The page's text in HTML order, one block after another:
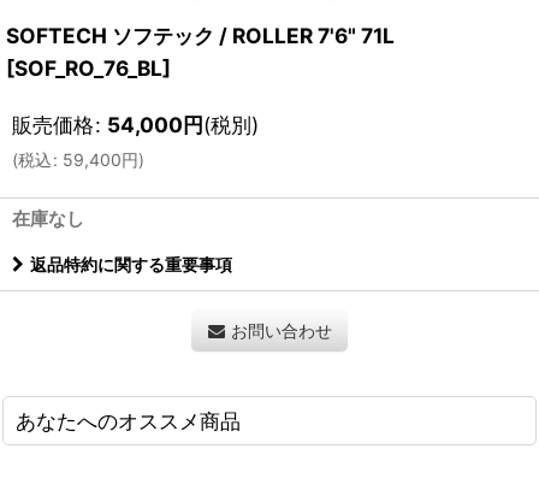
SOFTECH ソフテック / ROLLER 7'6" 71L
[SOF_RO_76_BL]
販売価格: 54,000円(税別)
(税込: 59,400円)
在庫なし
返品特約に関する重要事項
お問い合わせ
あなたへのオススメ商品